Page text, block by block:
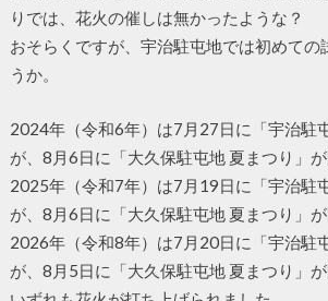
りでは、花火の催しは無かったような？
おそらくですが、宇治駐屯地では初めての
うか。
2024年（令和6年）は7月27日に「宇治駐
が、8月6日に「大久保駐屯地 夏まつり」が
2025年（令和7年）は7月19日に「宇治駐
が、8月6日に「大久保駐屯地 夏まつり」が
2026年（令和8年）は7月20日に「宇治駐
が、8月5日に「大久保駐屯地 夏まつり」が